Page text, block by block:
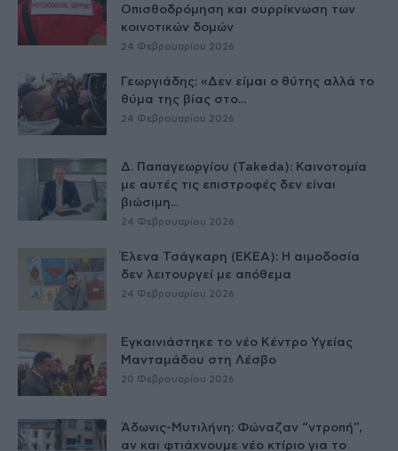
Οπισθοδρόμηση και συρρίκνωση των
κοινοτικών δομών
24 Φεβρουαρίου 2026
Γεωργιάδης: «Δεν είμαι ο θύτης αλλά το
θύμα της βίας στο...
24 Φεβρουαρίου 2026
Δ. Παπαγεωργίου (Takeda): Καινοτομία
με αυτές τις επιστροφές δεν είναι
βιώσιμη...
24 Φεβρουαρίου 2026
Έλενα Τσάγκαρη (ΕΚΕΑ): Η αιμοδοσία
δεν λειτουργεί με απόθεμα
24 Φεβρουαρίου 2026
Εγκαινιάστηκε το νέο Κέντρο Υγείας
Μανταμάδου στη Λέσβο
20 Φεβρουαρίου 2026
Άδωνις-Μυτιλήνη: Φώναζαν “ντροπή”,
αν και φτιάχνουμε νέο κτίριο για το